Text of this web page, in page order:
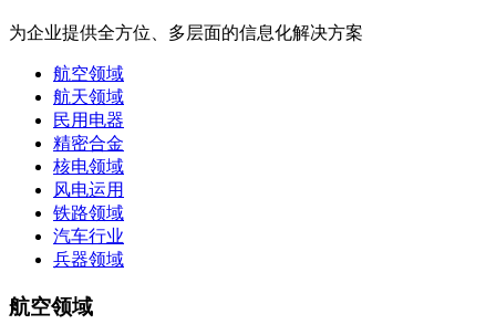
为企业提供全方位、多层面的信息化解决方案
航空领域
航天领域
民用电器
精密合金
核电领域
风电运用
铁路领域
汽车行业
兵器领域
航空领域